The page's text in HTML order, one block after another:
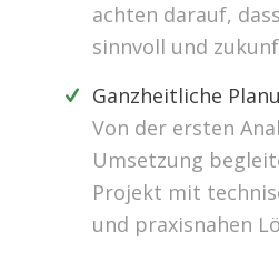
achten darauf,
sinnvoll und
Ganzheitliche
Von der ersten
Umsetzung
Projekt mit
und praxisnahen